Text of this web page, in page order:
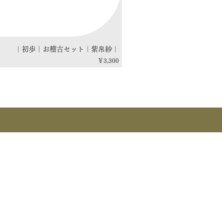
｜初歩｜お稽古セット｜紫帛紗｜
価格
￥3,300